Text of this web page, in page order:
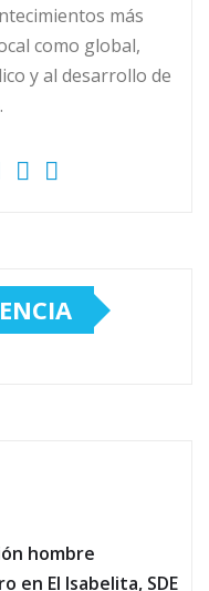
más
como global,
y al desarrollo de
hombre
en El Isabelita, SDE